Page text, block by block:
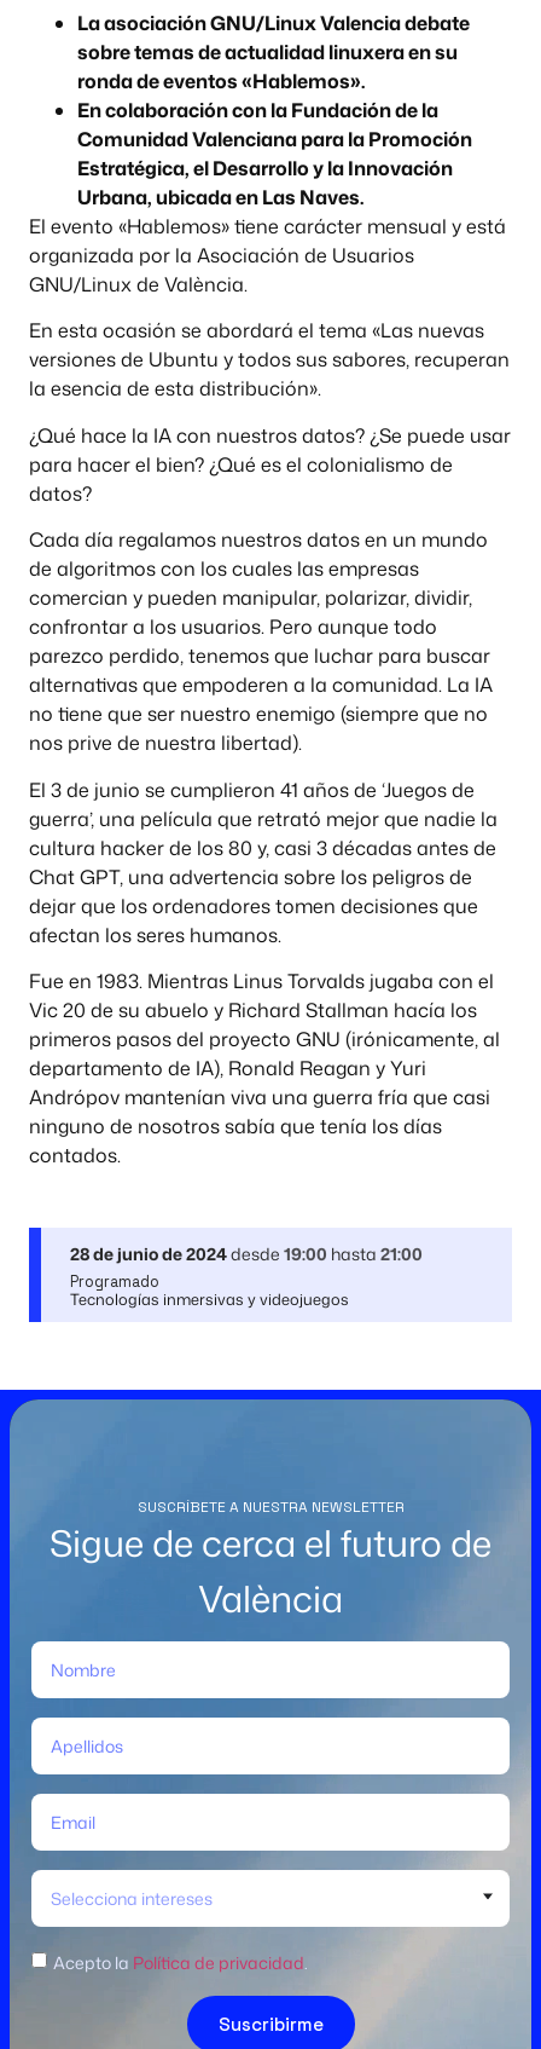
La asociación GNU/Linux Valencia debate
sobre temas de actualidad linuxera en su
ronda de eventos «Hablemos».
En colaboración con la Fundación de la
Comunidad Valenciana para la Promoción
Estratégica, el Desarrollo y la Innovación
Urbana, ubicada en Las Naves.
El evento «Hablemos» tiene carácter mensual y está
organizada por la Asociación de Usuarios
GNU/Linux de València.
En esta ocasión se abordará el tema «Las nuevas
versiones de Ubuntu y todos sus sabores, recuperan
la esencia de esta distribución».
¿Qué hace la IA con nuestros datos? ¿Se puede usar
para hacer el bien? ¿Qué es el colonialismo de
datos?
Cada día regalamos nuestros datos en un mundo
de algoritmos con los cuales las empresas
comercian y pueden manipular, polarizar, dividir,
confrontar a los usuarios. Pero aunque todo
parezco perdido, tenemos que luchar para buscar
alternativas que empoderen a la comunidad. La IA
no tiene que ser nuestro enemigo (siempre que no
nos prive de nuestra libertad).
El 3 de junio se cumplieron 41 años de ‘Juegos de
guerra’, una película que retrató mejor que nadie la
cultura hacker de los 80 y, casi 3 décadas antes de
Chat GPT, una advertencia sobre los peligros de
dejar que los ordenadores tomen decisiones que
afectan los seres humanos.
Fue en 1983. Mientras Linus Torvalds jugaba con el
Vic 20 de su abuelo y Richard Stallman hacía los
primeros pasos del proyecto GNU (irónicamente, al
departamento de IA), Ronald Reagan y Yuri
Andrópov mantenían viva una guerra fría que casi
ninguno de nosotros sabía que tenía los días
contados.
28 de junio de 2024desde 19:00 hasta 21:00
Programado
Tecnologías inmersivas y videojuegos
SUSCRÍBETE A NUESTRA NEWSLETTER
Sigue de cerca el futuro de
València
Selecciona intereses
Acepto la Política de privacidad.
Suscribirme